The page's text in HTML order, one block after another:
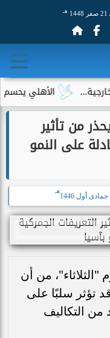
21 صفر 1448 هـ
الأهلي يحسم
من تأثير
على النمو
هـ
"الثلاثاء"، من أن
تؤثر سلبًا على
من التكاليف